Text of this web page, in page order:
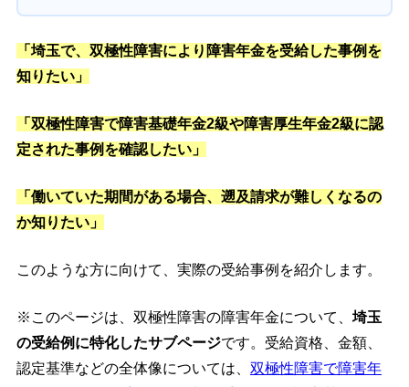
「埼玉で、双極性障害により障害年金を受給した事例を
知りたい」
「双極性障害で障害基礎年金2級や障害厚生年金2級に認
定された事例を確認したい」
「働いていた期間がある場合、遡及請求が難しくなるの
か知りたい」
このような方に向けて、実際の受給事例を紹介します。
※このページは、双極性障害の障害年金について、 埼玉
の受給例に特化したサブページです。受給資格、金額、
認定基準などの全体像については、 双極性障害で障害年